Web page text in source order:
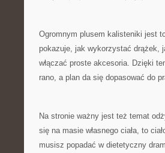
Ogromnym plusem kalisteniki jest
pokazuje, jak wykorzystać drążek,
włączać proste akcesoria. Dzięki
rano, a plan da się dopasować do
Na stronie ważny jest też temat
się na masie własnego ciała, to
musisz popadać w dietetyczny